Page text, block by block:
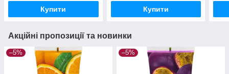
Купити Купити
Акційні пропозиції та новинки
–5% –5%